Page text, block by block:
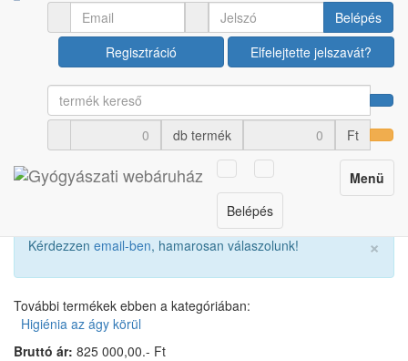
Belépés
Regisztráció
Elfelejtette jelszavát?
db termék Ft
Toggle
navigation
Menü
Belépés
Ápolási termékek Higiénia az ágy körül
Elektromos betegfürdető
kocsi NEFTI
Cikkszám: U00033386
×
Kérdezzen email-ben, hamarosan válaszolunk!
További termékek ebben a kategóriában:
Higiénia az ágy körül
Bruttó ár: 825 000,00.- Ft